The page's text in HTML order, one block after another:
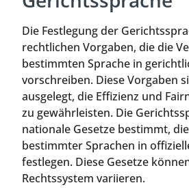
Die Festlegung der
rechtlichen Vorgaben, die die
bestimmten Sprache in
vorschreiben. Diese Vorgaben
ausgelegt, die Effizienz und
zu gewährleisten. Die
nationale Gesetze bestimmt,
bestimmter Sprachen in
festlegen. Diese Gesetze
Rechtssystem variieren.